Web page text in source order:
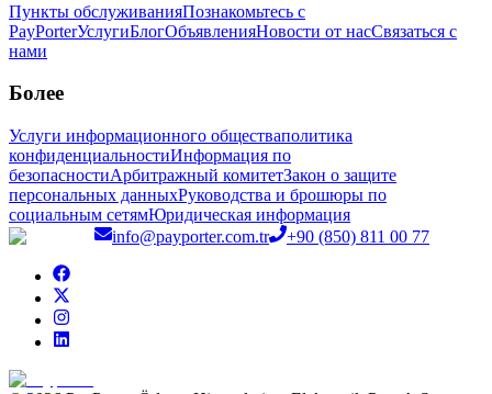
Пункты обслуживанияПознакомьтесь с
PayPorterУслугиБлогОбъявленияНовости от насСвязаться с
нами
Более
Услуги информационного обществаполитика
конфиденциальностиИнформация по
безопасностиАрбитражный комитетЗакон о защите
персональных данныхРуководства и брошюры по
социальным сетямЮридическая информация
info@payporter.com.tr
+90 (850) 811 00 77